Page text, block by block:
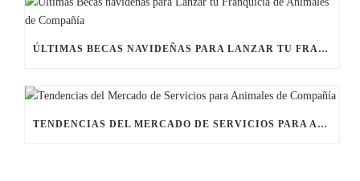
ÚLTIMAS BECAS NAVIDEÑAS PARA LANZAR TU FRANQUICIA DE ANIMALES DE COMPAÑÍA
TENDENCIAS DEL MERCADO DE SERVICIOS PARA ANIMALES DE COMPAÑÍA